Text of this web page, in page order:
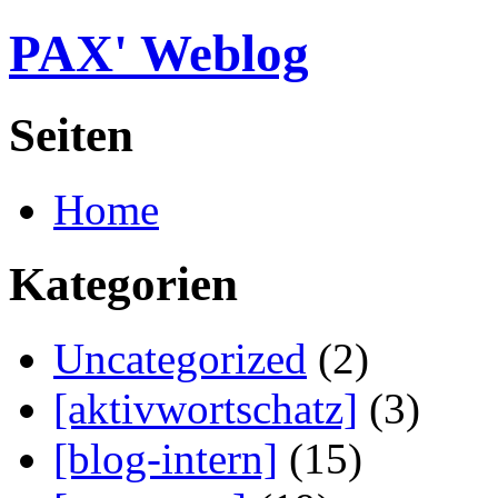
PAX' Weblog
Seiten
Home
Kategorien
Uncategorized (2)
[aktivwortschatz] (3)
[blog-intern] (15)